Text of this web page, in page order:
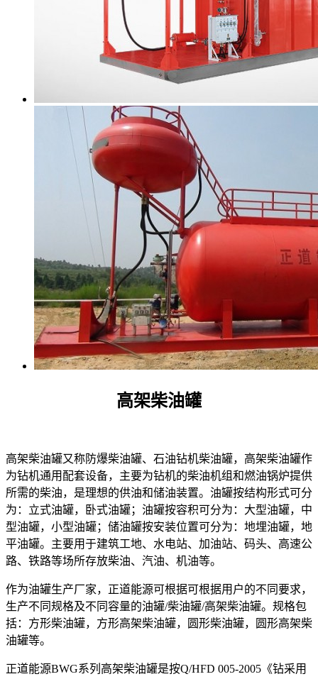
高架柴油罐
高架柴油罐又称防爆柴油罐、石油钻机柴油罐，高架柴油罐作
为钻机通用配套设备，主要为钻机的柴油机组和燃油锅炉提供
所需的柴油，是理想的供油和储油装置。油罐按结构形式可分
为：立式油罐，卧式油罐；油罐按容积可分为：大型油罐，中
型油罐，小型油罐；储油罐按安装位置可分为：地埋油罐，地
平油罐。主要用于建筑工地、水电站、加油站、码头、高速公
路、铁路等场所存放柴油、汽油、机油等。
作为油罐生产厂家，正道能源可根据可根据用户的不同要求，
生产不同规格及不同容量的油罐/柴油罐/高架柴油罐。规格包
括：方形柴油罐，方形高架柴油罐，圆形柴油罐，圆形高架柴
油罐等。
正道能源BWG系列高架柴油罐是按Q/HFD 005-2005《钻采用